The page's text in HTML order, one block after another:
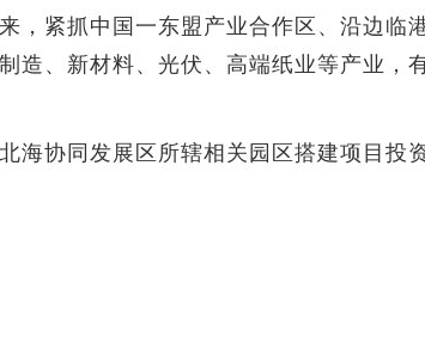
抓中国一东盟产业合作区、沿边临
造、新材料、光伏、高端纸业等产业，
协同发展区所辖相关园区搭建项目投